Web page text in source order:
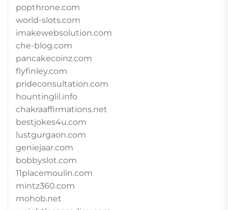
popthrone.com
world-slots.com
imakewebsolution.com
che-blog.com
pancakecoinz.com
flyfinley.com
prideconsultation.com
hountinglil.info
chakraaffirmations.net
bestjokes4u.com
lustgurgaon.com
geniejaar.com
bobbyslot.com
11placemoulin.com
mintz360.com
mohob.net